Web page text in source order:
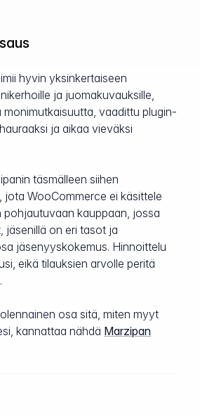
hyvin yksinkertaiseen
ja juomakuvauksille,
vaadittu plugin-
ja aikaa vieväksi
täsmälleen siihen
WooCommerce ei käsittele
pohjautuvaan kauppaan, jossa
jäsenillä on eri tasot ja
jäsenyyskokemus. Hinnoittelu
eikä tilauksien arvolle peritä
osa sitä, miten myyt
kannattaa nähdä Marzipan